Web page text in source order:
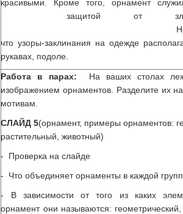
красивыми. Кроме того, орнамент
защитой от
Не
что узоры-заклинания на одежде
рукавах, подоле.
Работа в парах: На ваших столах
изображением орнаментов. Разделите их
мотивам.
СЛАЙД 5(орнамент, примеры орнаментов:
растительный, животный)
- Проверка на слайде
- Что объединяет орнаменты в каждой
- В зависимости от того из каких
орнамент они называются: